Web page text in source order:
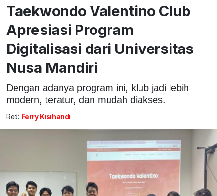
Taekwondo Valentino Club
Apresiasi Program
Digitalisasi dari Universitas
Nusa Mandiri
Dengan adanya program ini, klub jadi lebih
modern, teratur, dan mudah diakses.
Red: Ferry Kisihandi